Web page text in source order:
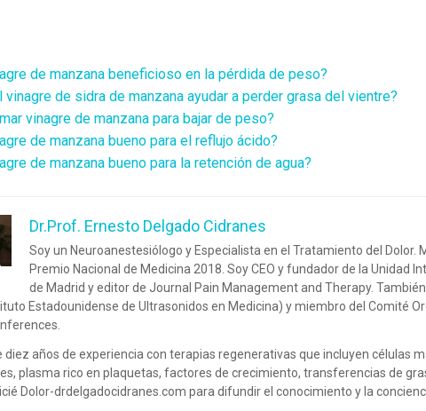
de manzana beneficioso en la pérdida de peso?
vinagre de sidra de manzana ayudar a perder grasa del vientre?
vinagre de manzana para bajar de peso?
de manzana bueno para el reflujo ácido?
de manzana bueno para la retención de agua?
Dr.Prof. Ernesto Delgado Cidranes
Soy un Neuroanestesiólogo y Especialista en el Tratamiento del Dolor.
Premio Nacional de Medicina 2018. Soy CEO y fundador de la Unidad
de Madrid y editor de Journal Pain Management and Therapy.
Estadounidense de Ultrasonidos en Medicina) y miembro del Comité
diez años de experiencia con terapias regenerativas que incluyen células
plasma rico en plaquetas, factores de crecimiento, transferencias de
Dolor-drdelgadocidranes.com para difundir el conocimiento y la